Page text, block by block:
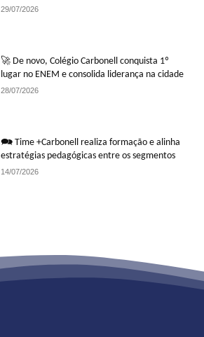
29/07/2026
🚀 De novo, Colégio Carbonell conquista 1º
lugar no ENEM e consolida liderança na cidade
28/07/2026
🗪 Time +Carbonell realiza formação e alinha
estratégias pedagógicas entre os segmentos
14/07/2026